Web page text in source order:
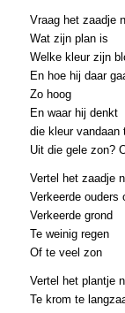
Vraag het zaadje
Wat zijn plan is
Welke kleur zijn
En hoe hij daar
Zo hoog
En waar hij denkt
die kleur vandaan
Uit die gele zon?
Vertel het zaadje
Verkeerde ouders
Verkeerde grond
Te weinig regen
Of te veel zon
Vertel het plantje
Te krom te